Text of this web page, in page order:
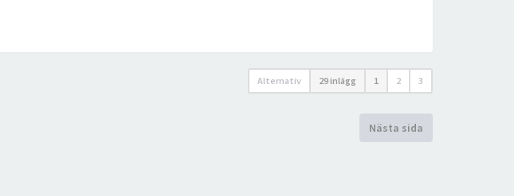
Alternativ 29 inlägg 1 2 3
Nästa sida